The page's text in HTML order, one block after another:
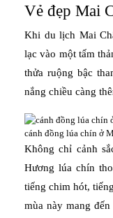
Vẻ đẹp Mai
Khi du lịch Mai
lạc vào một tấm
thửa ruộng bậc
nắng chiều càng
cánh đồng lúa chín ở
Không chỉ cảnh
Hương lúa chín
tiếng chim hót,
mùa này mang